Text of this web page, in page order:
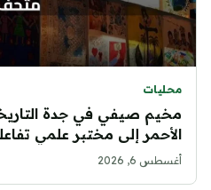
محليات
مخيم صيفي في جدة
الأحمر إلى مختبر علمي
أغسطس 6, 2026